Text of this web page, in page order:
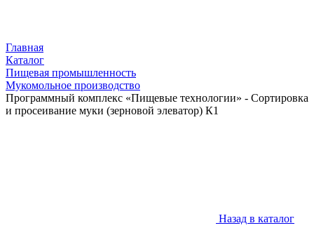
Главная
Каталог
Пищевая промышленность
Мукомольное производство
Программный комплекс «Пищевые технологии» - Сортировка
и просеивание муки (зерновой элеватор) К1
Назад в каталог